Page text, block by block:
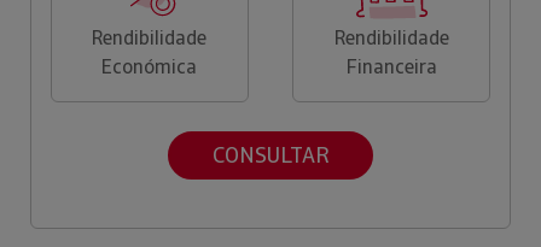
Rendibilidade
Económica
Rendibilidade
Financeira
CONSULTAR